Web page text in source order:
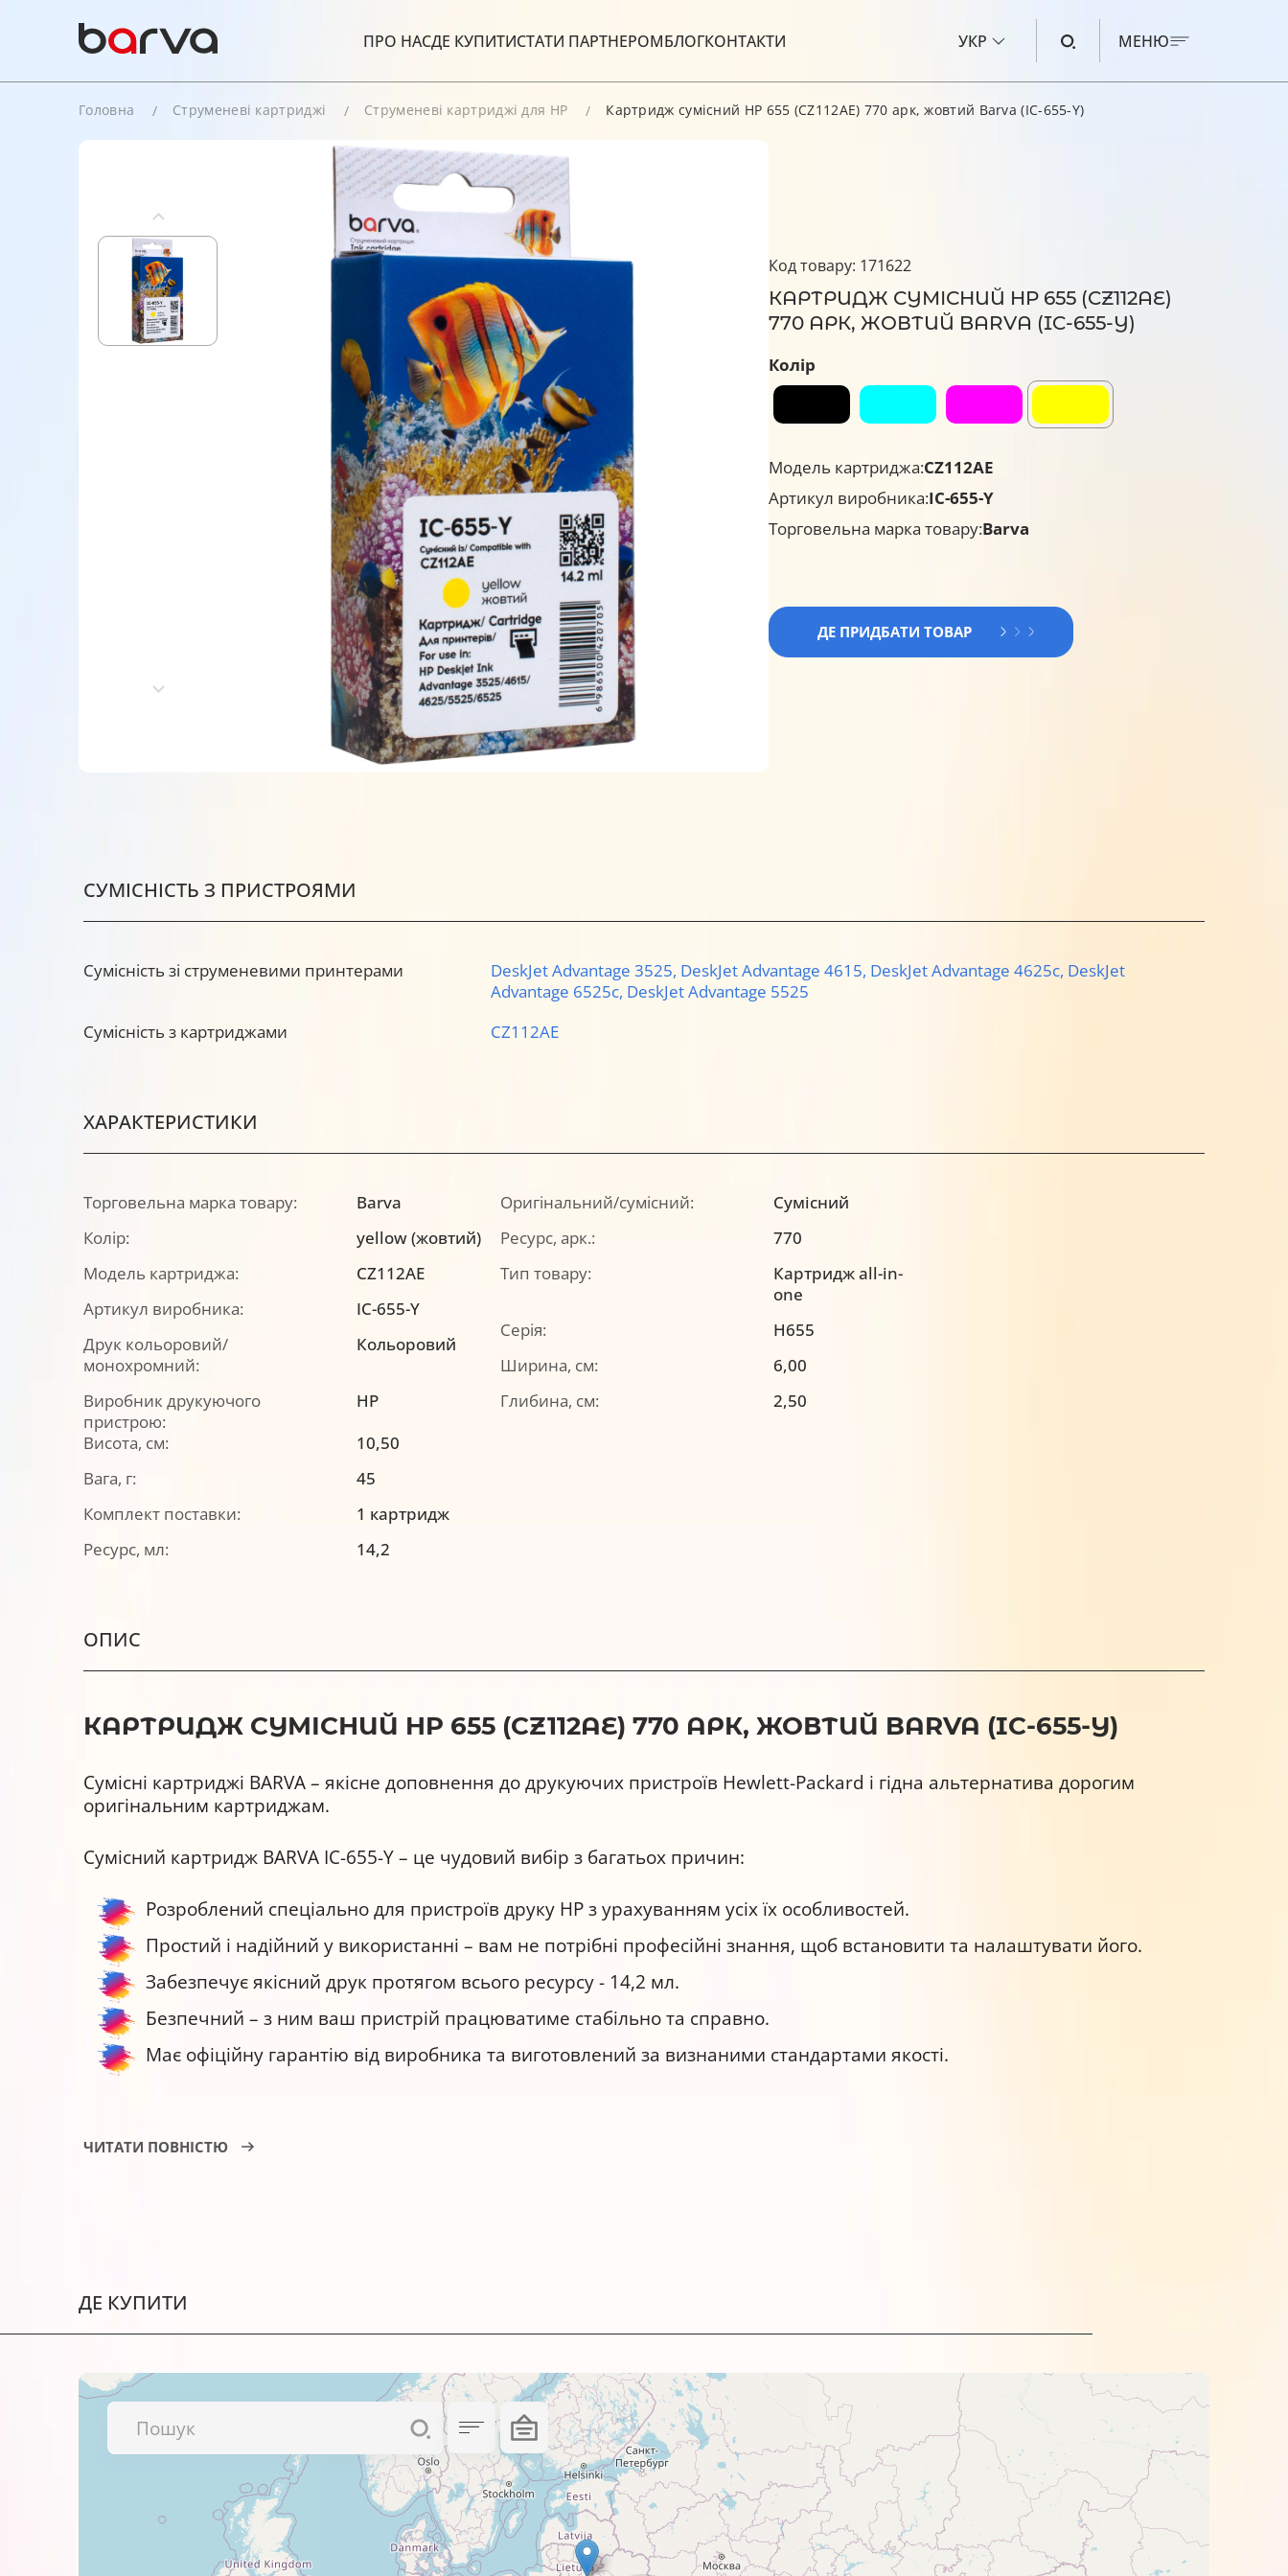
ПРО НАСДЕ КУПИТИСТАТИ ПАРТНЕРОМБЛОГКОНТАКТИ УКР МЕНЮ
РІДИНА ДЛЯ ОЧИЩЕННЯ
Головна Струменеві картриджі Струменеві картриджі для HP Картридж сумісний HP 655 (CZ112AE) 770 арк, жовтий Barva (IC-655-Y)
Код товару: 171622
КАРТРИДЖ СУМІСНИЙ HP 655 (CZ112AE)
770 АРК, ЖОВТИЙ BARVA (IC-655-Y)
Колір
Модель картриджа:CZ112AE
Артикул виробника:IC-655-Y
Торговельна марка товару:Barva
ДЕ ПРИДБАТИ ТОВАР
СУМІСНІСТЬ З ПРИСТРОЯМИ
Сумісність зі струменевими принтерами DeskJet Advantage 3525, DeskJet Advantage 4615, DeskJet Advantage 4625c, DeskJet
Advantage 6525c, DeskJet Advantage 5525
Сумісність з картриджами
CZ112AE
ХАРАКТЕРИСТИКИ
Торговельна марка товару:
Barva
Колір:
yellow (жовтий)
Модель картриджа:
CZ112AE
Артикул виробника:
IC-655-Y
Друк кольоровий/
монохромний:
Кольоровий
Виробник друкуючого
пристрою:
HP
Оригінальний/сумісний:
Сумісний
Ресурс, арк.:
770
Тип товару:
Картридж all-in-
one
Серія:
H655
Ширина, см:
6,00
Глибина, см:
2,50
Висота, см:
10,50
Вага, г:
45
Комплект поставки:
1 картридж
Ресурс, мл:
14,2
ОПИС
КАРТРИДЖ СУМІСНИЙ HP 655 (CZ112AE) 770 АРК, ЖОВТИЙ BARVA (IC-655-Y)
Сумісні картриджі BARVA – якісне доповнення до друкуючих пристроїв Hewlett-Packard і гідна альтернатива дорогим
оригінальним картриджам.
Сумісний картридж BARVA IC-655-Y – це чудовий вибір з багатьох причин:
Розроблений спеціально для пристроїв друку НР з урахуванням усіх їх особливостей.
Простий і надійний у використанні – вам не потрібні професійні знання, щоб встановити та налаштувати його.
Забезпечує якісний друк протягом всього ресурсу - 14,2 мл.
Безпечний – з ним ваш пристрій працюватиме стабільно та справно.
Має офіційну гарантію від виробника та виготовлений за визнаними стандартами якості.
Перед використанням обов’язково перевірте сумісність картриджа з друкуючим пристроєм HP.
Рекомендуємо також
фотопапір BARVA
– разом вони працюють набагато краще та забезпечать вам задоволення від кожного відбитка.
ЧИТАТИ ПОВНІСТЮ
ДЕ КУПИТИ